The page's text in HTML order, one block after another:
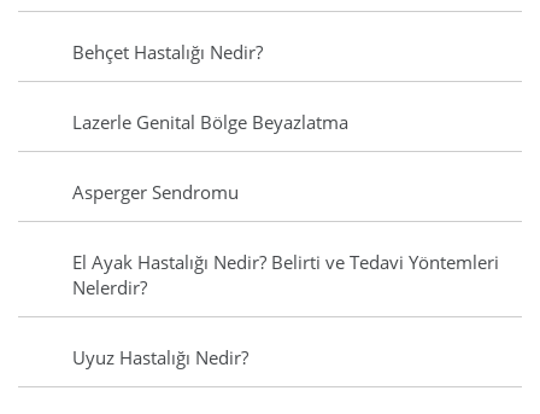
Behçet Hastalığı Nedir?
Lazerle Genital Bölge Beyazlatma
Asperger Sendromu
El Ayak Hastalığı Nedir? Belirti ve Tedavi Yöntemleri
Nelerdir?
Uyuz Hastalığı Nedir?